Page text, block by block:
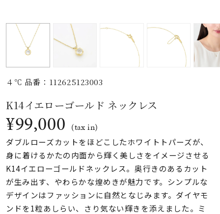
誕生石
ファッションテイス
ト
着用シーン
コレクション
４℃ 品番：112625123003
K14イエローゴールド ネックレス
¥99,000 (tax in)
ダブルローズカットをほどこしたホワイトトパーズが、
身に着けるかたの内面から輝く美しさをイメージさせる
K14イエローゴールドネックレス。奥行きのあるカット
が生み出す、やわらかな煌めきが魅力です。シンプルな
デザインはファッションに自然となじみます。ダイヤモ
ンドを1粒あしらい、さり気ない輝きを添えました。ミ